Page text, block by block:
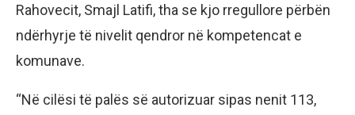
Rahovecit, Smajl Latifi, tha se kjo rregullore përbën
ndërhyrje të nivelit qendror në kompetencat e
komunave.
“Në cilësi të palës së autorizuar sipas nenit 113,